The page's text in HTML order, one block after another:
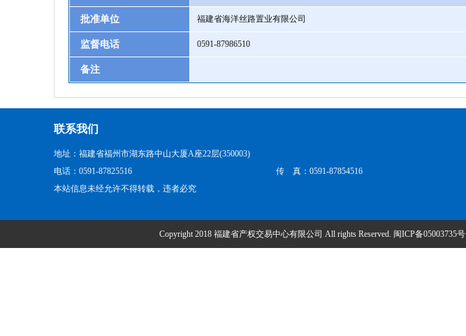
批准单位 福建省海洋丝路置业有限公司
监督电话 0591-87986510
备注
联系我们
地址：福建省福州市湖东路中山大厦A座22层(350003)
电话：0591-87825516
传 真：0591-87854516
本站信息未经允许不得转载，违者必究
Copyright 2018 福建省产权交易中心有限公司 All rights Reserved. 闽ICP备05003735号